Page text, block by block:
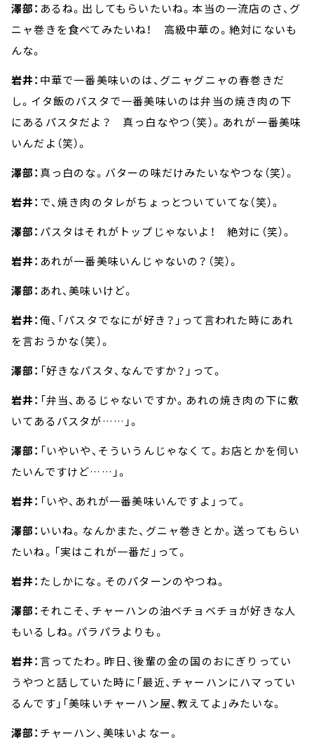
澤部： あるね。出してもらいたいね。本当の一流店のさ、グ
ニャ巻きを食べてみたいね！ 高級中華の。絶対にないも
んな。
岩井： 中華で一番美味いのは、グニャグニャの春巻きだ
し。イタ飯のパスタで一番美味いのは弁当の焼き肉の下
にあるパスタだよ？ 真っ白なやつ（笑）。あれが一番美味
いんだよ（笑）。
澤部：真っ白のな。バターの味だけみたいなやつな（笑）。
岩井： で、焼き肉のタレがちょっとついていてな（笑）。
澤部： パスタはそれがトップじゃないよ！ 絶対に（笑）。
岩井： あれが一番美味いんじゃないの？（笑）。
澤部： あれ、美味いけど。
岩井：俺、「パスタでなにが好き？」って言われた時にあれ
を言おうかな（笑）。
澤部： 「好きなパスタ、なんですか？」って。
岩井： 「弁当、あるじゃないですか。あれの焼き肉の下に敷
いてあるパスタが……」。
澤部： 「いやいや、そういうんじゃなくて。お店とかを伺い
たいんですけど……」。
岩井： 「いや、あれが一番美味いんですよ」って。
澤部： いいね。なんかまた、グニャ巻きとか。送ってもらい
たいね。「実はこれが一番だ」って。
岩井： たしかにな。そのパターンのやつね。
澤部： それこそ、チャーハンの油ベチョベチョが好きな人
もいるしね。パラパラよりも。
岩井：言ってたわ。昨日、後輩の金の国のおにぎりってい
うやつと話していた時に「最近、チャーハンにハマってい
るんです」「美味いチャーハン屋、教えてよ」みたいな。
澤部： チャーハン、美味いよなー。